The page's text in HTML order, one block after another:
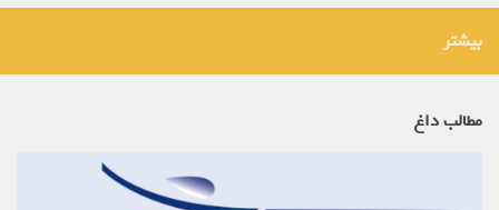
بیشتر
مطالب داغ